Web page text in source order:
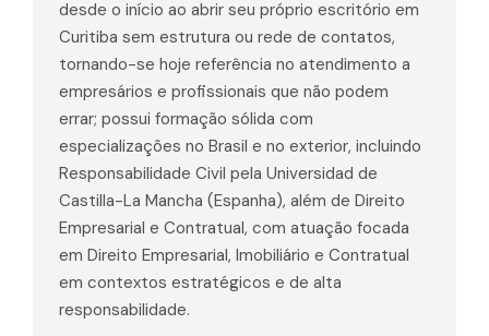
desde o início ao abrir seu próprio escritório em
Curitiba sem estrutura ou rede de contatos,
tornando-se hoje referência no atendimento a
empresários e profissionais que não podem
errar; possui formação sólida com
especializações no Brasil e no exterior, incluindo
Responsabilidade Civil pela Universidad de
Castilla-La Mancha (Espanha), além de Direito
Empresarial e Contratual, com atuação focada
em Direito Empresarial, Imobiliário e Contratual
em contextos estratégicos e de alta
responsabilidade.